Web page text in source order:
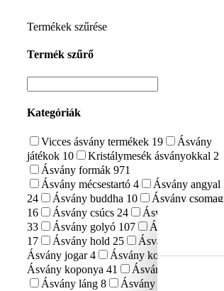
Termékek szűrése
Termék szűrő
Kategóriák
Vicces ásvány termékek 19
Ásvány
játékok 10 Kristálymesék ásványokkal 2
Ásvány formák 971
Ásvány mécsestartó 4
Ásvány angyal
24
Ásvány buddha 10
Ásvány csomag
16
Ásvány csúcs 24
Ásvány freeform
33
Ásvány golyó 107
Ásvány gomba
17
Ásvány hold 25 Ásvány inga
Ásvány jogar4 Ásvány kocka11
Ásvány koponya 41 Ásvány korong
Ásvány láng 8 Ásvány lap